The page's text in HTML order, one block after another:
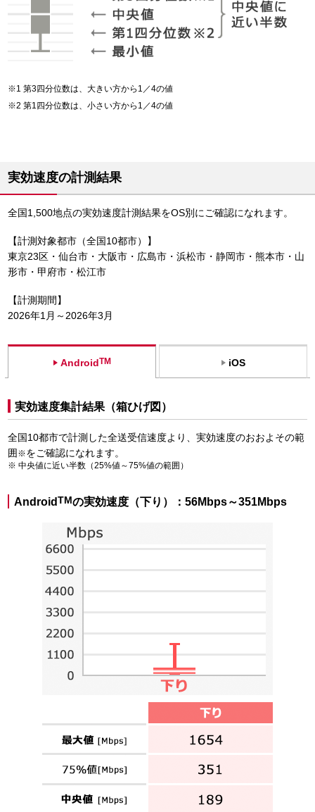
第3四分位数は、大きい方から1／4の値
第1四分位数は、小さい方から1／4の値
実効速度の計測結果
全国1,500地点の実効速度計測結果をOS別にご確認になれます。
【計測対象都市（全国10都市）】
東京23区・仙台市・大阪市・広島市・浜松市・静岡市・熊本市・山
形市・甲府市・松江市
【計測期間】
2026年1月～2026年3月
AndroidTM iOS
実効速度集計結果（箱ひげ図）
全国10都市で計測した全送受信速度より、実効速度のおおよその範
囲 ※をご確認になれます。
中央値に近い半数（25%値～75%値の範囲）
Android TM の実効速度（下り）：56Mbps～351Mbps